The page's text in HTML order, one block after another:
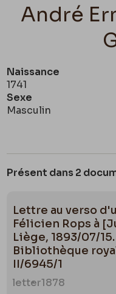
André
Naissance
1741
Sexe
Masculin
Présent dans 2
Lettre au verso
Félicien Rops à
Liège, 1893/07/
Bibliothèque
II/6945/1
letter1878